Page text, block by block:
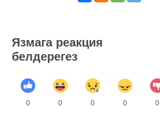
Язмага реакция
белдерегез
0 0 0 0 0